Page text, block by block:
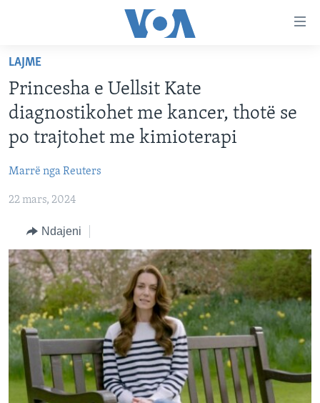
faqen
kryesore
Kalo
tek
faqja
Kalo
tek
FAQJA KRYESORE
KATEGORITË
AMERIKA
EVROPA
BOTA
MJEDISI
KULTURË
SHKENCË DHE TEKNOLOGJI
SHËNDETËSI
INTERVISTA
DITARI
DITARI
Learning English
FOLLOW US
Gjuhët
LAJME
Princesha e Uellsit Kate
diagnostikohet me kancer, thotë se
po trajtohet me kimioterapi
Marrë nga Reuters
22 mars, 2024
Ndajeni